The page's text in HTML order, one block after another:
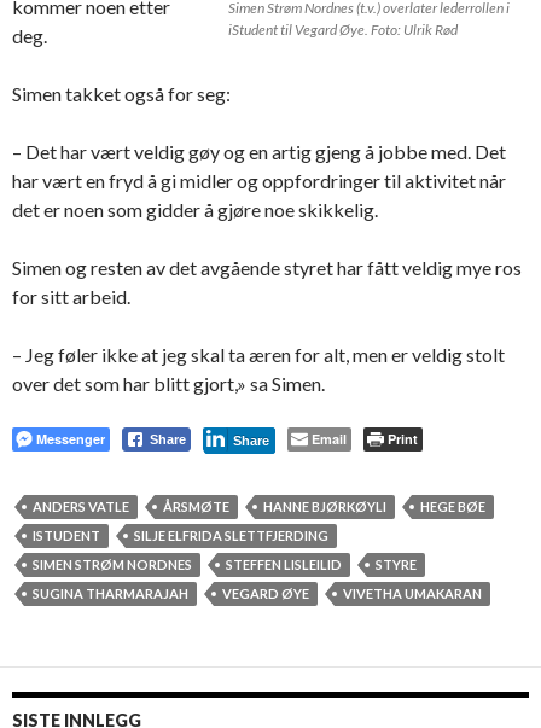
Simen Strøm Nordnes (t.v.) overlater lederrollen i
iStudent til Vegard Øye. Foto: Ulrik Rød
kommer noen etter
deg.
Simen takket også for seg:
– Det har vært veldig gøy og en artig gjeng å jobbe med. Det
har vært en fryd å gi midler og oppfordringer til aktivitet når
det er noen som gidder å gjøre noe skikkelig.
Simen og resten av det avgående styret har fått veldig mye ros
for sitt arbeid.
– Jeg føler ikke at jeg skal ta æren for alt, men er veldig stolt
over det som har blitt gjort,» sa Simen.
Messenger Share Share Email Print
ANDERS VATLE ÅRSMØTE HANNE BJØRKØYLI
HEGE BØE
ISTUDENT
SILJE ELFRIDA SLETTFJERDING
SIMEN STRØM NORDNES
STEFFEN LISLEILID
STYRE
SUGINA THARMARAJAH
VEGARD ØYE VIVETHA UMAKARAN
SISTE INNLEGG